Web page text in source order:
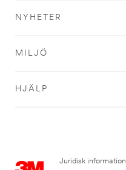
NYHETER
MILJÖ
HJÄLP
Juridisk information